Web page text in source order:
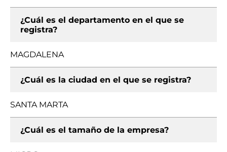
¿Cuál es el departamento en el que se
registra?
MAGDALENA
¿Cuál es la ciudad en el que se registra?
SANTA MARTA
¿Cuál es el tamaño de la empresa?